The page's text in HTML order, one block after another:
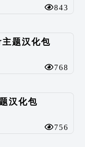
843
题汉化包
768
汉化包
756